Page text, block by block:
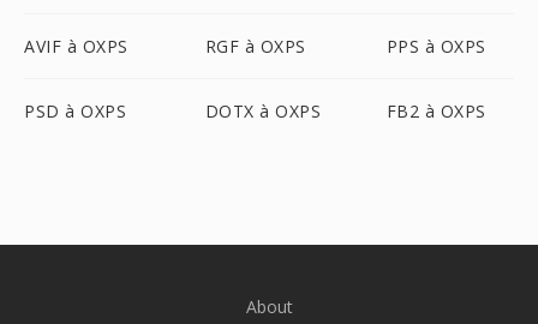
AVIF à OXPS RGF à OXPS PPS à OXPS
PSD à OXPS DOTX à OXPS FB2 à OXPS
About